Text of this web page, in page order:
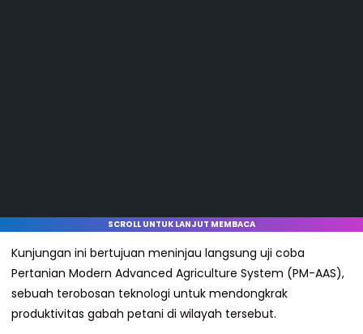
SCROLL UNTUK LANJUT MEMBACA
Kunjungan ini bertujuan meninjau langsung uji coba
Pertanian Modern Advanced Agriculture System (PM-AAS),
sebuah terobosan teknologi untuk mendongkrak
produktivitas gabah petani di wilayah tersebut.